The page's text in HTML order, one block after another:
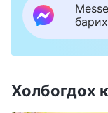
барих
Холбогдох